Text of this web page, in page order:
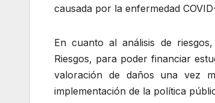
causada por la enfermedad
En cuanto al análisis de
Riesgos, para poder financiar
valoración de daños una vez
implementación de la política